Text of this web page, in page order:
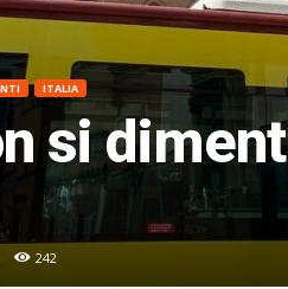
ITALIA
si
242